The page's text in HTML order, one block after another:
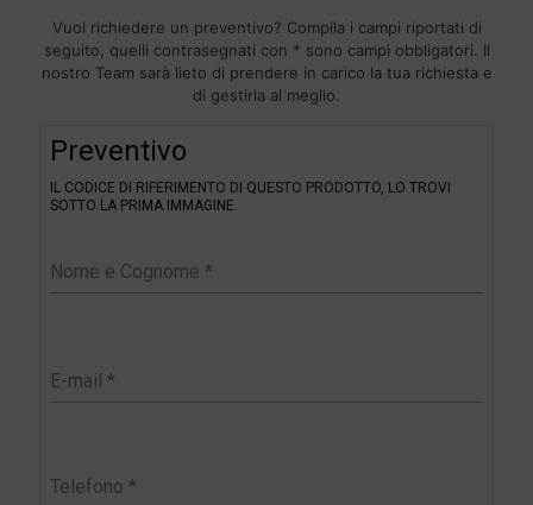
Vuoi richiedere un preventivo? Compila i campi riportati di
seguito, quelli contrasegnati con * sono campi obbligatori. Il
nostro Team sarà lieto di prendere in carico la tua richiesta e
di gestirla al meglio.
Preventivo
IL CODICE DI RIFERIMENTO DI QUESTO PRODOTTO, LO TROVI
SOTTO LA PRIMA IMMAGINE.